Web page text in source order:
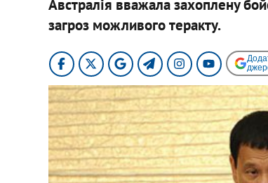
Австралія вважала захоплену
загроз можливого теракту.